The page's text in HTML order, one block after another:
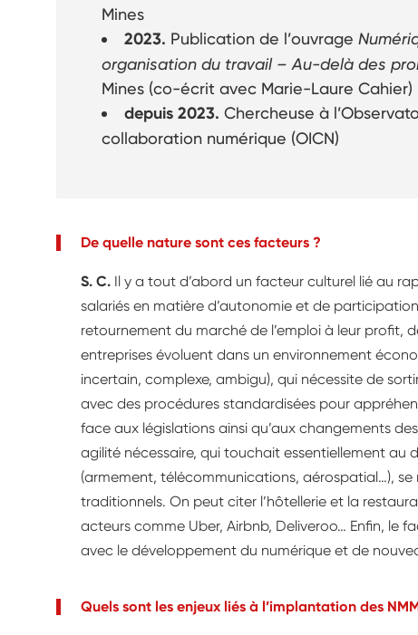
Mines
2023. Publication de l’ouvrage
organisation du travail – Au-delà des
Mines (co-écrit avec Marie-Laure Cahier)
depuis 2023. Chercheuse à
collaboration numérique (OICN)
De quelle nature sont ces facteurs ?
S. C. Il y a tout d’abord un facteur culturel lié au
salariés en matière d’autonomie et de
retournement du marché de l’emploi à leur profit,
entreprises évoluent dans un environnement
incertain, complexe, ambigu), qui nécessite de
avec des procédures standardisées pour
face aux législations ainsi qu’aux changements
agilité nécessaire, qui touchait essentiellement au
(armement, télécommunications, aérospatial…),
traditionnels. On peut citer l’hôtellerie et la
acteurs comme Uber, Airbnb, Deliveroo… Enfin, le
avec le développement du numérique et de
Quels sont les enjeux liés à l’implantation des